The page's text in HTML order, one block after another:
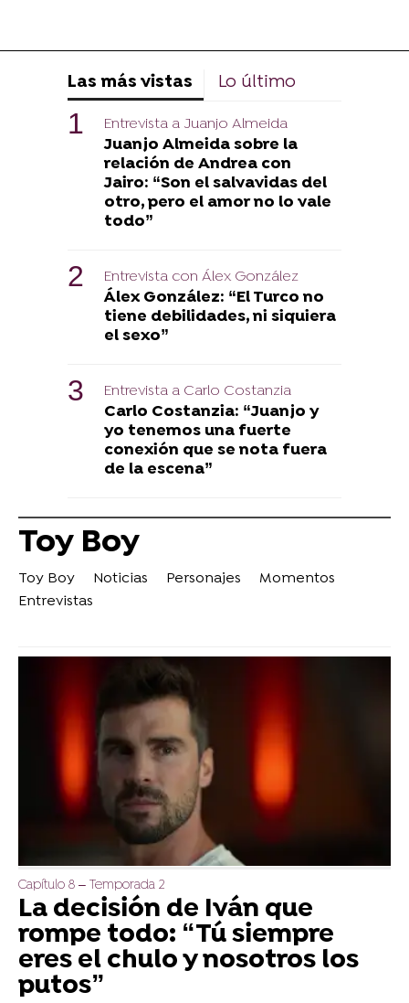
Las más vistas Lo último
Entrevista a Juanjo Almeida
Juanjo Almeida sobre la
relación de Andrea con
Jairo: “Son el salvavidas del
otro, pero el amor no lo vale
todo”
Entrevista con Álex González
Álex González: “El Turco no
tiene debilidades, ni siquiera
el sexo”
Entrevista a Carlo Costanzia
Carlo Costanzia: “Juanjo y
yo tenemos una fuerte
conexión que se nota fuera
de la escena”
Toy Boy
Toy Boy Noticias Personajes
Momentos
Entrevistas
Capítulo 8 – Temporada 2
La decisión de Iván que
rompe todo: “Tú siempre
eres el chulo y nosotros los
putos”